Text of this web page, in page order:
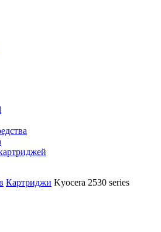
Картриджи Kyocera 2530 series